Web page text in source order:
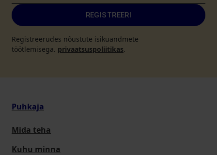
REGISTREERI
Registreerudes nõustute isikuandmete
töötlemisega. privaatsuspoliitikas.
Puhkaja
Mida teha
Kuhu minna